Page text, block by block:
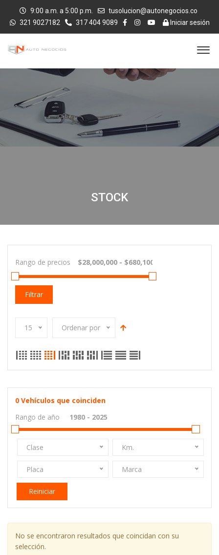
9:00 a.m. a 5:00 p.m.
tusolucion@autonegocios.co
321 9027182
317 404 9089 Iniciar sesión
STOCK
Rango de precios
Filtrar
15 Ordenar por
0 Vehículos que coinciden
Rango de año
Clase Km.
Placa Marca
Reiniciar
No se encontraron resultados que coincidan con su
selección.